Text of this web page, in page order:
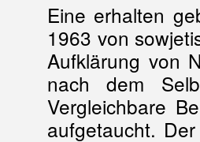
Eine erhalten
1963 von
Aufklärung von
nach dem
Vergleichbare
aufgetaucht.